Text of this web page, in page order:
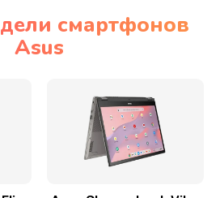
и микрофонов (с разбором)
Home (домой)
смартфонов
Asus